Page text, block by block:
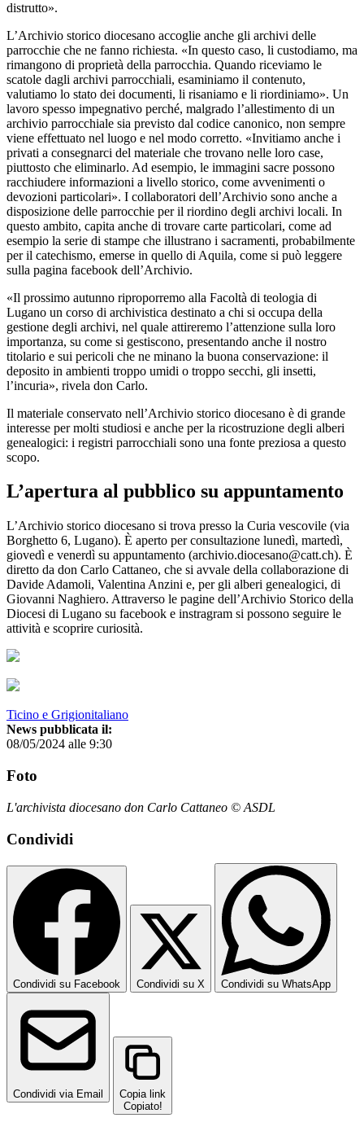
distrutto».
L’Archivio storico diocesano accoglie anche gli archivi delle
parrocchie che ne fanno richiesta. «In questo caso, li custodiamo, ma
rimangono di proprietà della parrocchia. Quando riceviamo le
scatole dagli archivi parrocchiali, esaminiamo il contenuto,
valutiamo lo stato dei documenti, li risaniamo e li riordiniamo». Un
lavoro spesso impegnativo perché, malgrado l’allestimento di un
archivio parrocchiale sia previsto dal codice canonico, non sempre
viene effettuato nel luogo e nel modo corretto. «Invitiamo anche i
privati a consegnarci del materiale che trovano nelle loro case,
piuttosto che eliminarlo. Ad esempio, le immagini sacre possono
racchiudere informazioni a livello storico, come avvenimenti o
devozioni particolari». I collaboratori dell’Archivio sono anche a
disposizione delle parrocchie per il riordino degli archivi locali. In
questo ambito, capita anche di trovare carte particolari, come ad
esempio la serie di stampe che illustrano i sacramenti, probabilmente
per il catechismo, emerse in quello di Aquila, come si può leggere
sulla pagina facebook dell’Archivio.
«Il prossimo autunno riproporremo alla Facoltà di teologia di
Lugano un corso di archivistica destinato a chi si occupa della
gestione degli archivi, nel quale attireremo l’attenzione sulla loro
importanza, su come si gestiscono, presentando anche il nostro
titolario e sui pericoli che ne minano la buona conservazione: il
deposito in ambienti troppo umidi o troppo secchi, gli insetti,
l’incuria», rivela don Carlo.
Il materiale conservato nell’Archivio storico diocesano è di grande
interesse per molti studiosi e anche per la ricostruzione degli alberi
genealogici: i registri parrocchiali sono una fonte preziosa a questo
scopo.
L’apertura al pubblico su appuntamento
L’Archivio storico diocesano si trova presso la Curia vescovile (via
Borghetto 6, Lugano). È aperto per consultazione lunedì, martedì,
giovedì e venerdì su appuntamento (archivio.diocesano@catt.ch). È
diretto da don Carlo Cattaneo, che si avvale della collaborazione di
Davide Adamoli, Valentina Anzini e, per gli alberi genealogici, di
Giovanni Naghiero. Attraverso le pagine dell’Archivio Storico della
Diocesi di Lugano su facebook e instragram si possono seguire le
attività e scoprire curiosità.
Ticino e Grigionitaliano
News pubblicata il:
08/05/2024 alle 9:30
Foto
L'archivista diocesano don Carlo Cattaneo © ASDL
Condividi
Condividi su Facebook Condividi su X Condividi su WhatsApp
Condividi via Email
Copia link
Copiato!